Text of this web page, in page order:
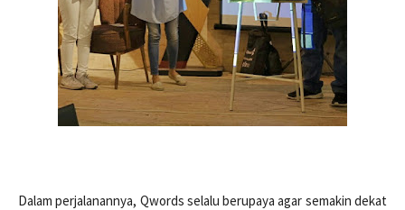
Dalam perjalanannya, Qwords selalu berupaya agar semakin dekat